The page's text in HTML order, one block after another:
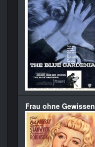
Frau ohne Gewissen